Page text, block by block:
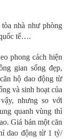
nhà như phòng
tế….
phong cách hiện
gian sống đẹp,
hộ dao động từ
và sinh hoạt của
nhưng so với
quanh vùng thì
Giá bán một căn
dao động từ 1 tỷ/